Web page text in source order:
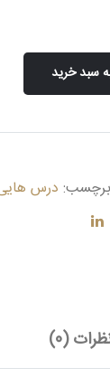
سبد خرید
برچسب: درس هایی
(0)